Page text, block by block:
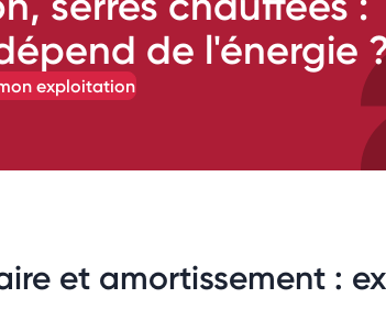
de l'énergie
exploitation
et amortissement :